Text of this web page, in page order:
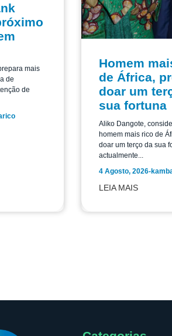
mais
de
de
Homem
de África,
doar um
sua fortuna
Aliko Dangote,
homem mais rico de
doar um terço da sua
actualmente...
4 Agosto, 2026-
LEIA MAIS